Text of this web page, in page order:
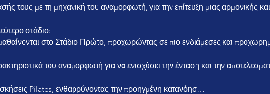
τους με τη μηχανική του αναμορφωτή, για την επίτευξη μιας αρμονικής και
στάδιο:
Pilates, ενθαρρύνοντας την προηγμένη κατανόησ…